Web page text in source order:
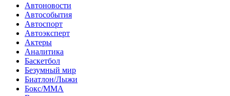
Автоновости
Автособытия
Автоспорт
Автоэксперт
Актеры
Аналитика
Баскетбол
Безумный мир
Биатлон/Лыжи
Бокс/MMA